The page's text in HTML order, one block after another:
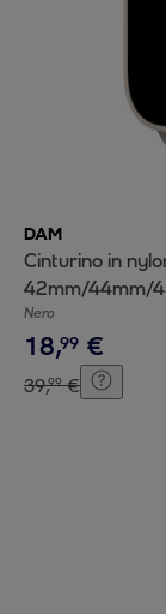
DAM
Cinturino in
42mm/44mm/
Nero
18,99 €
39,99 €